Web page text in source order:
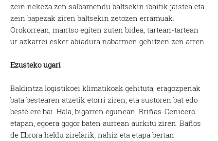
zein nekeza zen salbamendu baltsekin ibaitik jaistea eta
zein bapezak ziren baltsekin zetozen erramuak.
Orokorrean, mantso egiten zuten bidea, tartean-tartean
ur azkarrei esker abiadura nabarmen gehitzen zen arren.
Ezusteko ugari
Baldintza logistikoei klimatikoak gehituta, eragozpenak
bata bestearen atzetik etorri ziren, eta sustoren bat edo
beste ere bai. Hala, bigarren egunean, Briñas-Cenicero
etapan, egoera gogor baten aurrean aurkitu ziren. Baños
de Ebrora heldu zirelarik, nahiz eta etapa bertan